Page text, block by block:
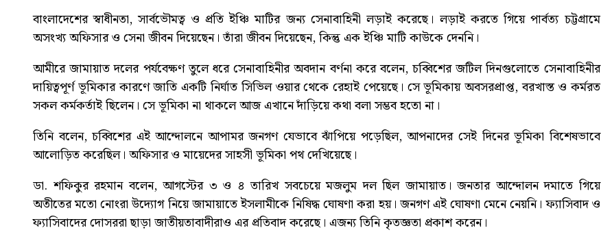
বাংলাদেশের স্বাধীনতা, সার্বভৌমত্ব ও প্রতি ইঞ্চি মাটির জন্য সেনাবাহিনী লড়াই করেছে। লড়াই করতে গিয়ে পার্বত্য চট্টগ্রামে
অসংখ্য অফিসার ও সেনা জীবন দিয়েছেন। তাঁরা জীবন দিয়েছেন, কিন্তু এক ইঞ্চি মাটি কাউকে দেননি।
আমীরে জামায়াত দলের পর্যবেক্ষণ তুলে ধরে সেনাবাহিনীর অবদান বর্ণনা করে বলেন, চব্বিশের জটিল দিনগুলোতে সেনাবাহিনীর
দায়িত্বপূর্ণ ভূমিকার কারণে জাতি একটি নির্ঘাত সিভিল ওয়ার থেকে রেহাই পেয়েছে। সে ভূমিকায় অবসরপ্রাপ্ত, বরখাস্ত ও কর্মরত
সকল কর্মকর্তাই ছিলেন। সে ভূমিকা না থাকলে আজ এখানে দাঁড়িয়ে কথা বলা সম্ভব হতো না।
তিনি বলেন, চব্বিশের এই আন্দোলনে আপামর জনগণ যেভাবে ঝাঁপিয়ে পড়েছিল, আপনাদের সেই দিনের ভূমিকা বিশেষভাবে
আলোড়িত করেছিল। অফিসার ও মায়েদের সাহসী ভূমিকা পথ দেখিয়েছে।
ডা. শফিকুর রহমান বলেন, আগস্টের ৩ ও ৪ তারিখ সবচেয়ে মজলুম দল ছিল জামায়াত। জনতার আন্দোলন দমাতে গিয়ে
অতীতের মতো নোংরা উদ্যোগ নিয়ে জামায়াতে ইসলামীকে নিষিদ্ধ ঘোষণা করা হয়। জনগণ এই ঘোষণা মেনে নেয়নি। ফ্যাসিবাদ ও
ফ্যাসিবাদের দোসররা ছাড়া জাতীয়তাবাদীরাও এর প্রতিবাদ করেছে। এজন্য তিনি কৃতজ্ঞতা প্রকাশ করেন।